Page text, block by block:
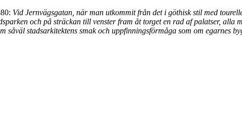
Vid Jernvägsgatan, när man utkommit från det i göthisk stil med
och på sträckan till venster fram åt torget en rad af palatser,
stadsarkitektens smak och uppfinningsförmåga som om egarnes